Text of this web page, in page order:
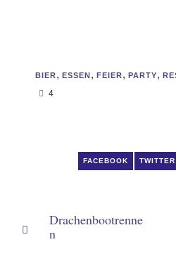
BIER, ESSEN, FEIER, PARTY,
4
FACEBOOK TWITTER
Drachenbootrenne
n